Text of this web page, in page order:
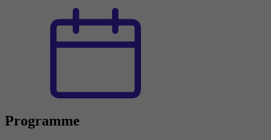
Programme